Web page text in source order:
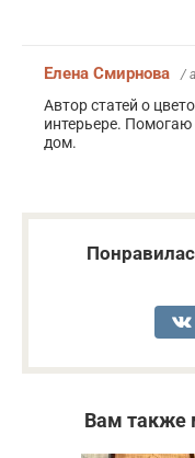
Елена Смирнова /
Автор статей о
интерьере.
дом.
Вам также